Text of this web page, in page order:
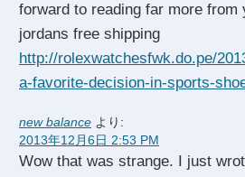
forward to reading far more from
jordans free shipping
http://rolexwatchesfwk.do.pe/
a-favorite-decision-in-sports-
new balance より:
2013年12月6日 2:53 PM
Wow that was strange. I just